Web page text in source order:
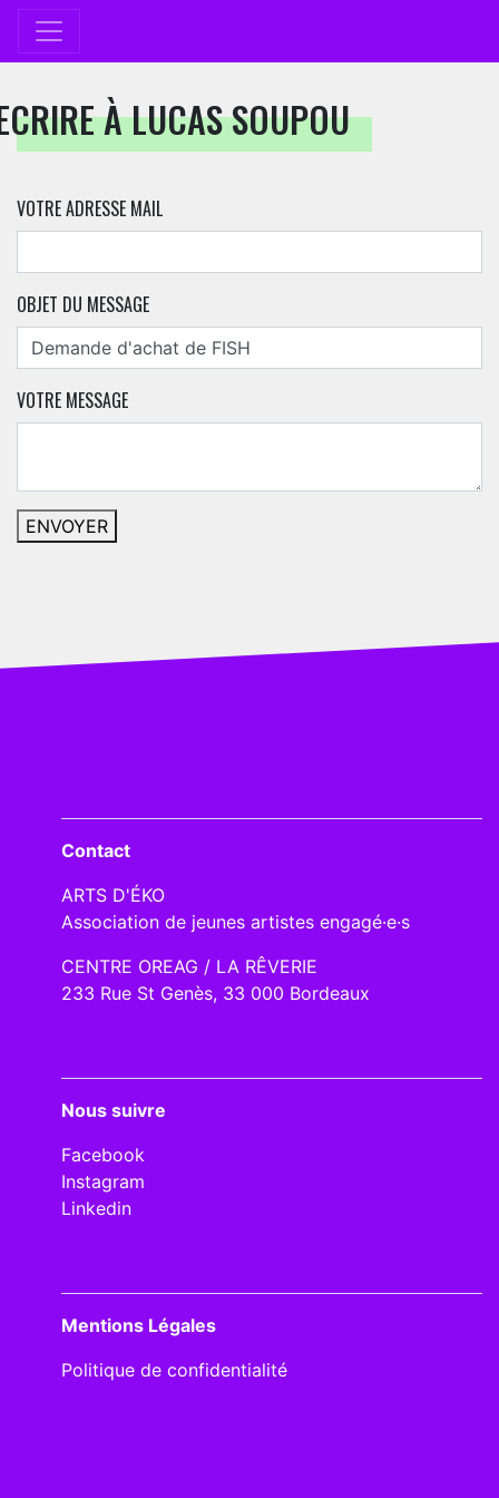
À LUCAS SOUPOU
VOTRE ADRESSE MAIL
OBJET DU MESSAGE
VOTRE MESSAGE
Contact
ARTS D'ÉKO
Association de jeunes artistes engagé·e·s
CENTRE OREAG / LA RÊVERIE
233 Rue St Genès, 33 000 Bordeaux
Nous suivre
Facebook
Instagram
Linkedin
Mentions Légales
Politique de confidentialité